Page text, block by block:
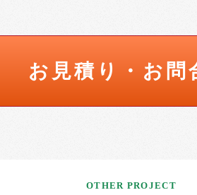
お見積り・お問